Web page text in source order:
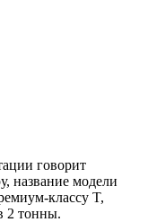
говорит
название модели
классу T,
2 тонны.